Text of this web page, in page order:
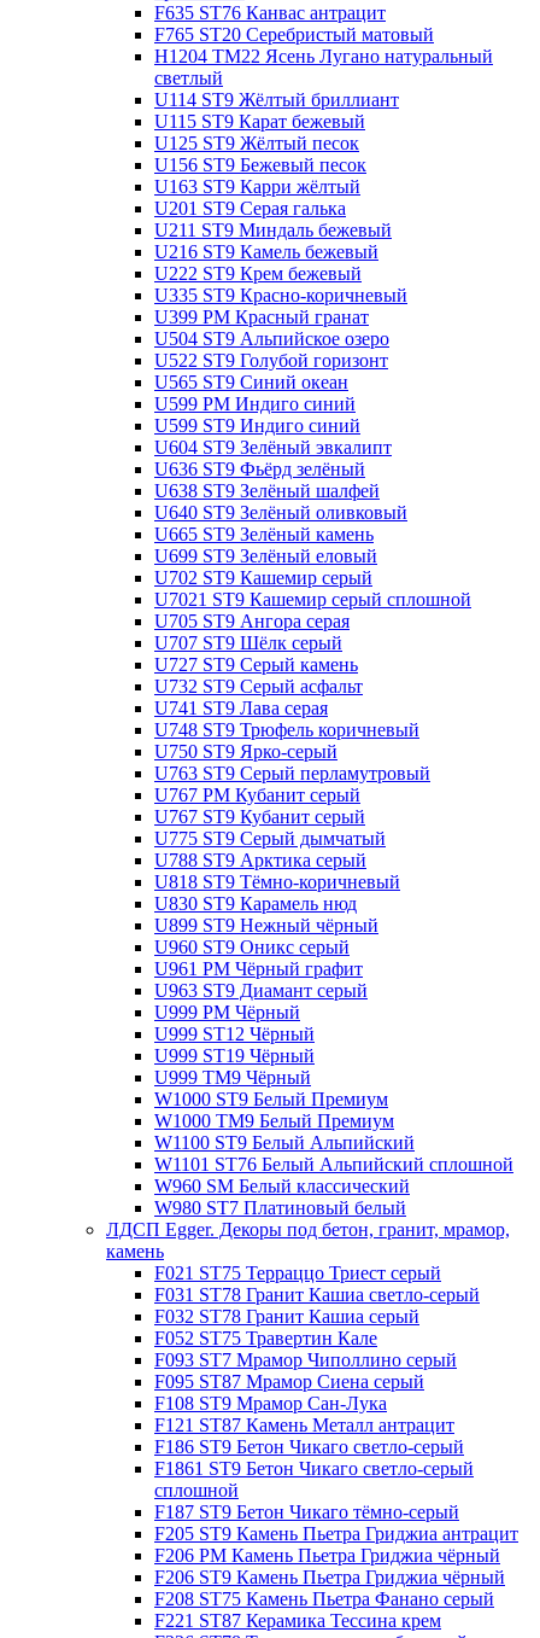
F635 ST76 Канвас антрацит
F765 ST20 Серебристый матовый
H1204 TM22 Ясень Лугано натуральный
светлый
U114 ST9 Жёлтый бриллиант
U115 ST9 Карат бежевый
U125 ST9 Жёлтый песок
U156 ST9 Бежевый песок
U163 ST9 Карри жёлтый
U201 ST9 Серая галька
U211 ST9 Миндаль бежевый
U216 ST9 Камель бежевый
U222 ST9 Крем бежевый
U335 ST9 Красно-коричневый
U399 PM Красный гранат
U504 ST9 Альпийское озеро
U522 ST9 Голубой горизонт
U565 ST9 Синий океан
U599 PM Индиго синий
U599 ST9 Индиго синий
U604 ST9 Зелёный эвкалипт
U636 ST9 Фьёрд зелёный
U638 ST9 Зелёный шалфей
U640 ST9 Зелёный оливковый
U665 ST9 Зелёный камень
U699 ST9 Зелёный еловый
U702 ST9 Кашемир серый
U7021 ST9 Кашемир серый сплошной
U705 ST9 Ангора серая
U707 ST9 Шёлк серый
U727 ST9 Серый камень
U732 ST9 Серый асфальт
U741 ST9 Лава серая
U748 ST9 Трюфель коричневый
U750 ST9 Ярко-серый
U763 ST9 Серый перламутровый
U767 PM Кубанит серый
U767 ST9 Кубанит серый
U775 ST9 Серый дымчатый
U788 ST9 Арктика серый
U818 ST9 Тёмно-коричневый
U830 ST9 Карамель нюд
U899 ST9 Нежный чёрный
U960 ST9 Оникс серый
U961 PM Чёрный графит
U963 ST9 Диамант серый
U999 PM Чёрный
U999 ST12 Чёрный
U999 ST19 Чёрный
U999 TM9 Чёрный
W1000 ST9 Белый Премиум
W1000 TM9 Белый Премиум
W1100 ST9 Белый Альпийский
W1101 ST76 Белый Альпийский сплошной
W960 SM Белый классический
W980 ST7 Платиновый белый
ЛДСП Egger. Декоры под бетон, гранит, мрамор,
камень
F021 ST75 Терраццо Триест серый
F031 ST78 Гранит Кашиа светло-серый
F032 ST78 Гранит Кашиа серый
F052 ST75 Травертин Кале
F093 ST7 Мрамор Чиполлино серый
F095 ST87 Мрамор Сиена серый
F108 ST9 Мрамор Сан-Лука
F121 ST87 Камень Металл антрацит
F186 ST9 Бетон Чикаго светло-серый
F1861 ST9 Бетон Чикаго светло-серый
сплошной
F187 ST9 Бетон Чикаго тёмно-серый
F205 ST9 Камень Пьетра Гриджиа антрацит
F206 PM Камень Пьетра Гриджиа чёрный
F206 ST9 Камень Пьетра Гриджиа чёрный
F208 ST75 Камень Пьетра Фанано серый
F221 ST87 Керамика Тессина крем